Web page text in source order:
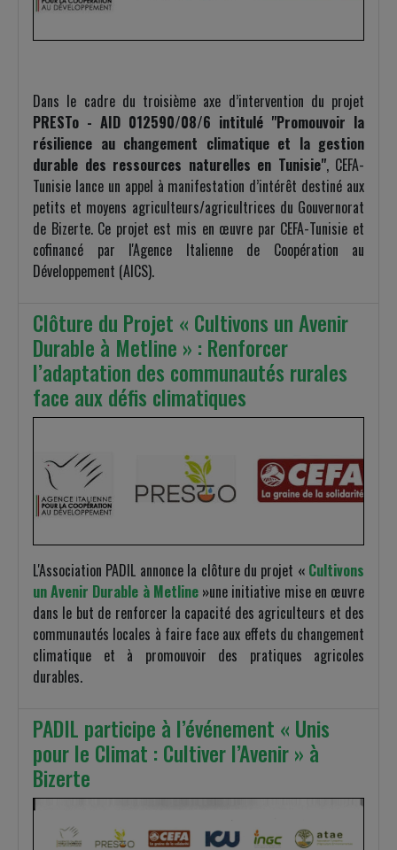
Dans le cadre du troisième axe d’intervention du projet
PRESTo - AID 012590/08/6 intitulé "Promouvoir la
résilience au changement climatique et la gestion
durable des ressources naturelles en Tunisie", CEFA-
Tunisie lance un appel à manifestation d’intérêt destiné aux
petits et moyens agriculteurs/agricultrices du Gouvernorat
de Bizerte. Ce projet est mis en œuvre par CEFA-Tunisie et
cofinancé par l'Agence Italienne de Coopération au
Développement (AICS).
Clôture du Projet « Cultivons un Avenir
Durable à Metline » : Renforcer
l’adaptation des communautés rurales
face aux défis climatiques
L'Association PADIL annonce la clôture du projet « Cultivons
un Avenir Durable à Metline»une initiative mise en œuvre
dans le but de renforcer la capacité des agriculteurs et des
communautés locales à faire face aux effets du changement
climatique et à promouvoir des pratiques agricoles
durables.
PADIL participe à l’événement « Unis
pour le Climat : Cultiver l’Avenir » à
Bizerte